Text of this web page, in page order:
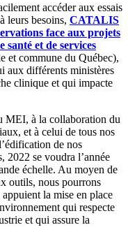
accéder aux essais
leurs besoins, CATALIS
face aux projets
santé et de services
et commune du Québec),
aux différents ministères
clinique et qui impacte
MEI, à la collaboration du
et à celui de tous nos
de nos
2022 se voudra l’année
échelle. Au moyen de
outils, nous pourrons
la mise en place
qui respecte
et qui assure la